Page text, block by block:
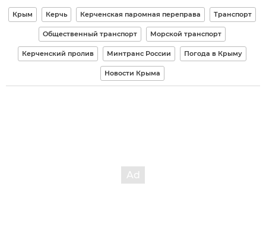
Крым Керчь Керченская паромная переправа Транспорт
Общественный транспорт Морской транспорт
Керченский пролив Минтранс России Погода в Крыму
Новости Крыма